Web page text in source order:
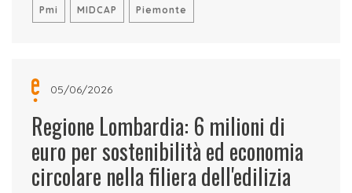
Pmi MIDCAP Piemonte
05/06/2026
Regione Lombardia: 6 milioni di
euro per sostenibilità ed economia
circolare nella filiera dell'edilizia